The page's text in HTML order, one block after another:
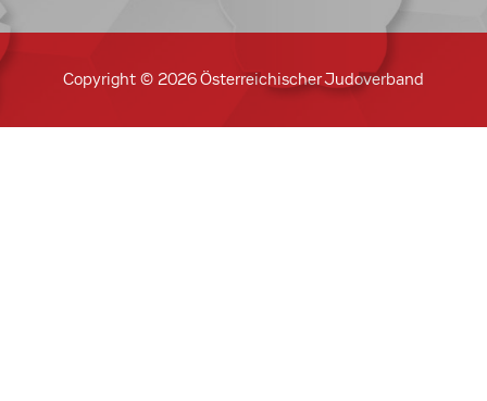
Copyright © 2026 Österreichischer Judoverband